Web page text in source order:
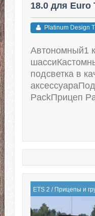
18.0 для Euro
(v1.52.x -
Platinum Design
Автономный1
подсветка в
PackПрицеп
ETS 2 / Прицепы и